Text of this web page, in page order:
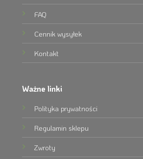
FAQ
Cennik wysyłek
Kontakt
Ważne linki
Polityka prywatności
Regulamin sklepu
Zwroty